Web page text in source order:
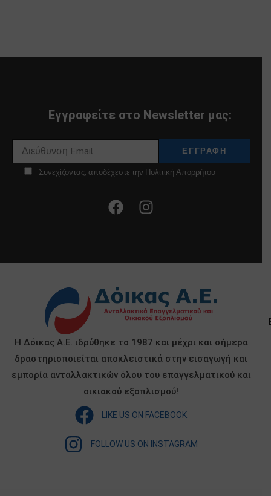
Εγγραφείτε στο Newsletter μας:
Συνεχίζοντας, αποδέχεστε την Πολιτική Απορρήτου
Η Δόικας Α.Ε. ιδρύθηκε το 1987 και μέχρι και σήμερα
δραστηριοποιείται αποκλειστικά στην εισαγωγή και
εμπορία ανταλλακτικών όλου του επαγγελματικού και
οικιακού εξοπλισμού!
LIKE US ON FACEBOOK
FOLLOW US ON INSTAGRAM